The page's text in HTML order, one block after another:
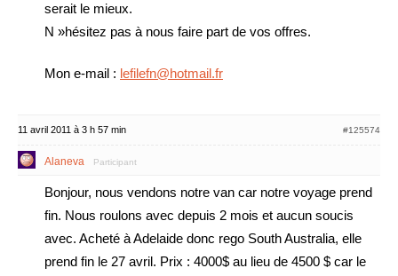
serait le mieux.
N »hésitez pas à nous faire part de vos offres.
Mon e-mail : lefilefn@hotmail.fr
11 avril 2011 à 3 h 57 min #125574
Alaneva Participant
Bonjour, nous vendons notre van car notre voyage prend
fin. Nous roulons avec depuis 2 mois et aucun soucis
avec. Acheté à Adelaide donc rego South Australia, elle
prend fin le 27 avril. Prix : 4000$ au lieu de 4500 $ car le